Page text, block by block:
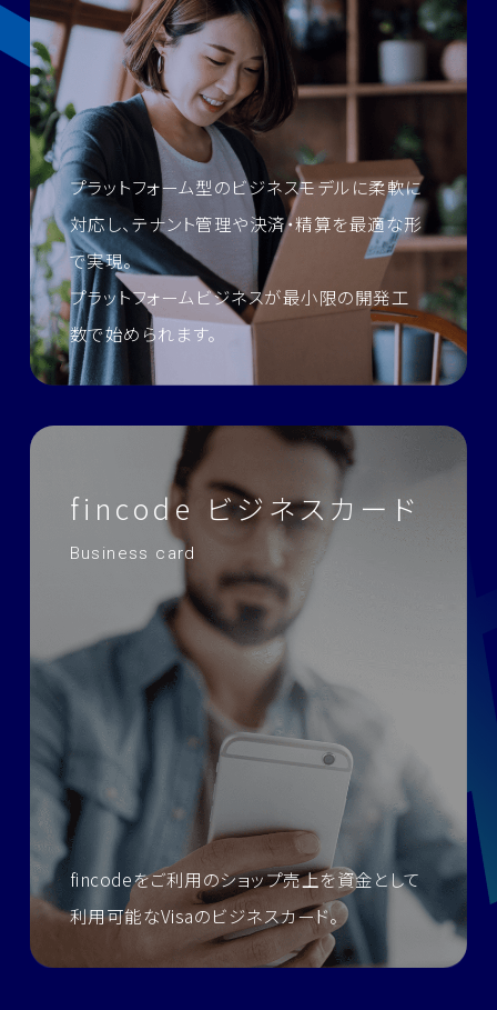
プラットフォーム型のビジネスモデルに柔軟に
対応し、テナント管理や決済・精算を最適な形
で実現。
プラットフォームビジネスが最小限の開発工
数で始められます。
fincode ビジネスカード
Business card
fincodeをご利用のショップ売上を資金として
利用可能なVisaのビジネスカード。